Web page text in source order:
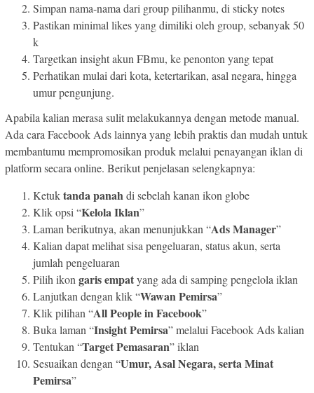
Simpan nama-nama dari group pilihanmu, di sticky notes
Pastikan minimal likes yang dimiliki oleh group, sebanyak 50
k
Targetkan insight akun FBmu, ke penonton yang tepat
Perhatikan mulai dari kota, ketertarikan, asal negara, hingga
umur pengunjung.
Apabila kalian merasa sulit melakukannya dengan metode manual.
Ada cara Facebook Ads lainnya yang lebih praktis dan mudah untuk
membantumu mempromosikan produk melalui penayangan iklan di
platform secara online. Berikut penjelasan selengkapnya:
Ketuktanda panah di sebelah kanan ikon globe
Klik opsi “Kelola Iklan”
Laman berikutnya, akan menunjukkan “Ads Manager”
Kalian dapat melihat sisa pengeluaran, status akun, serta
jumlah pengeluaran
Pilih ikon garis empatyang ada di samping pengelola iklan
Lanjutkan dengan klik “Wawan Pemirsa”
Klik pilihan “All People in Facebook”
Buka laman “Insight Pemirsa” melalui Facebook Ads kalian
Tentukan “Target Pemasaran” iklan
Sesuaikan dengan “Umur, Asal Negara, serta Minat
Pemirsa”